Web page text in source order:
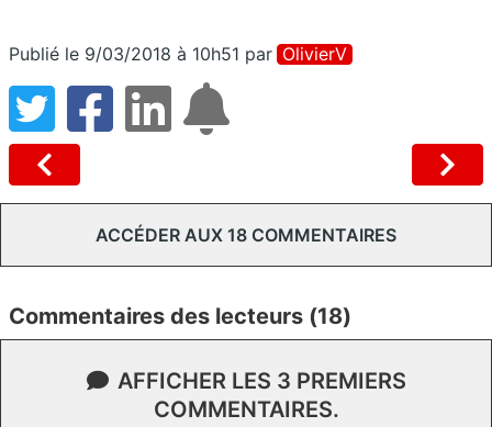
Publié le 9/03/2018 à 10h51 par OlivierV
ACCÉDER AUX 18 COMMENTAIRES
Commentaires des lecteurs (18)
AFFICHER LES 3 PREMIERS
COMMENTAIRES.